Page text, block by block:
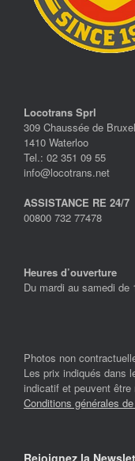
Locotrans Sprl
309 Chaussée de
1410 Waterloo
Tel.: 02 351 09 55
info@locotrans.net
ASSISTANCE RE 24/7
00800 732 77478
Heures d’ouverture
Du mardi au samedi de
Photos non
Les prix indiqués dans
indicatif et peuvent
Conditions générales
Rejoignez la